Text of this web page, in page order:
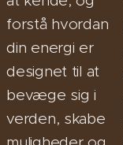
forstå hvordan
din energi er
designet til at
bevæge sig i
verden, skabe